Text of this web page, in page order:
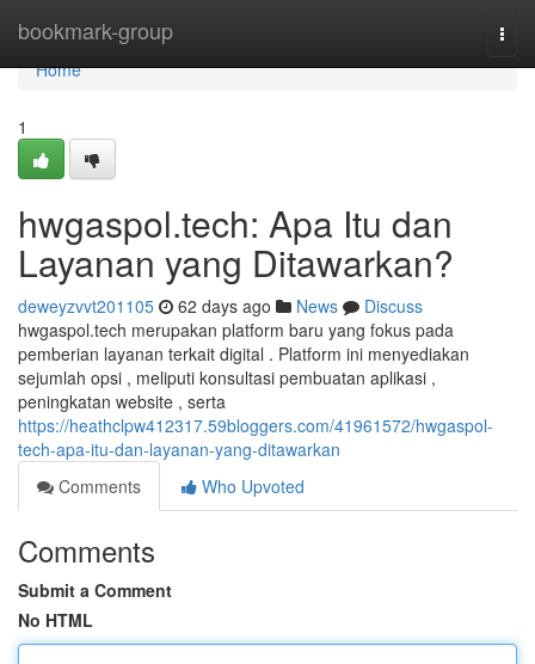
bookmark-group
Home
Home
1
hwgaspol.tech: Apa Itu dan
Layanan yang Ditawarkan?
deweyzvvt201105 62 days ago News
Discuss
hwgaspol.tech merupakan platform baru yang fokus pada
pemberian layanan terkait digital . Platform ini menyediakan
sejumlah opsi , meliputi konsultasi pembuatan aplikasi ,
peningkatan website , serta
https://heathclpw412317.59bloggers.com/41961572/hwgaspol-
tech-apa-itu-dan-layanan-yang-ditawarkan
Comments
Who Upvoted
Comments
Submit a Comment
No HTML